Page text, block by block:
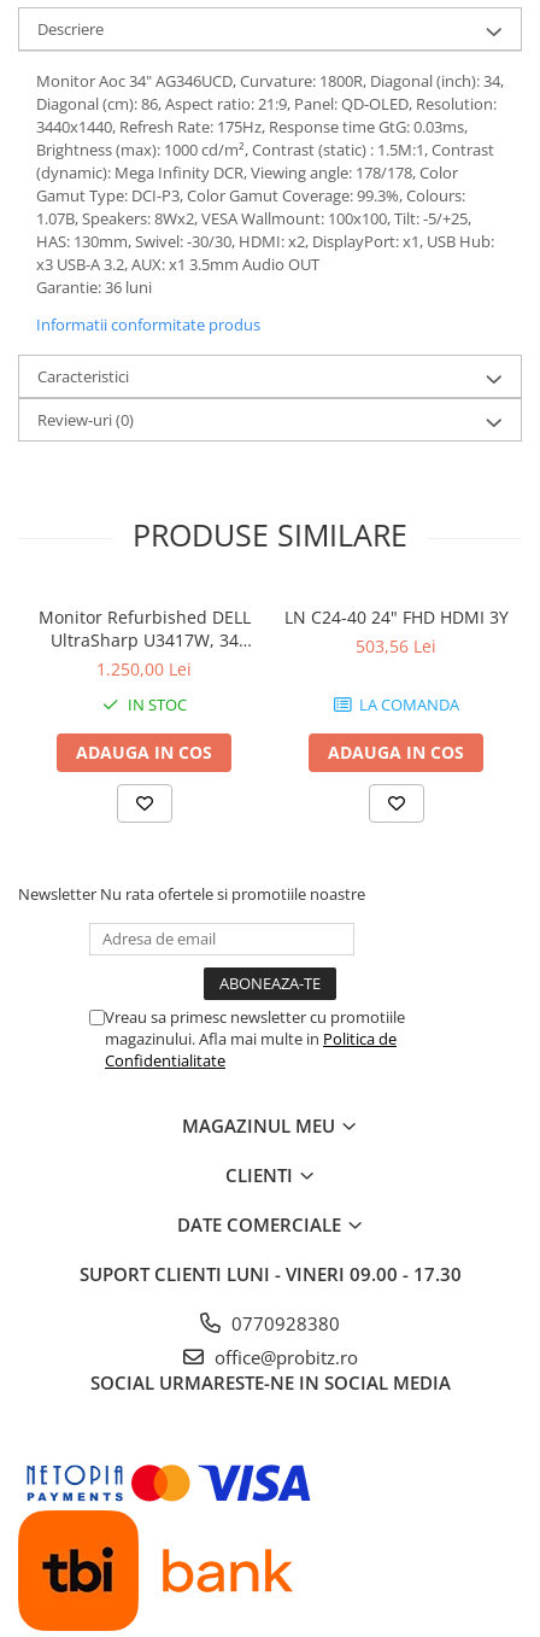
Descriere
Monitor Aoc 34" AG346UCD, Curvature: 1800R, Diagonal (inch): 34,
Diagonal (cm): 86, Aspect ratio: 21:9, Panel: QD-OLED, Resolution:
3440x1440, Refresh Rate: 175Hz, Response time GtG: 0.03ms,
Brightness (max): 1000 cd/m², Contrast (static) : 1.5M:1, Contrast
(dynamic): Mega Infinity DCR, Viewing angle: 178/178, Color
Gamut Type: DCI-P3, Color Gamut Coverage: 99.3%, Colours:
1.07B, Speakers: 8Wx2, VESA Wallmount: 100x100, Tilt: -5/+25,
HAS: 130mm, Swivel: -30/30, HDMI: x2, DisplayPort: x1, USB Hub:
x3 USB-A 3.2, AUX: x1 3.5mm Audio OUT
Garantie: 36 luni
Informatii conformitate produs
Caracteristici
Review-uri(0)
PRODUSE SIMILARE
Monitor Refurbished DELL
UltraSharp U3417W, 34
inch, Curbat Ultrawide
1.250,00 Lei
IN STOC
ADAUGA IN COS
LN C24-40 24" FHD HDMI 3Y
503,56 Lei
LA COMANDA
ADAUGA IN COS
Newsletter Nu rata ofertele si promotiile noastre
Vreau sa primesc newsletter cu promotiile
magazinului. Afla mai multe in Politica de
Confidentialitate
MAGAZINUL MEU
CLIENTI
DATE COMERCIALE
SUPORT CLIENTI LUNI - VINERI 09.00 - 17.30
0770928380
office@probitz.ro
SOCIAL URMARESTE-NE IN SOCIAL MEDIA